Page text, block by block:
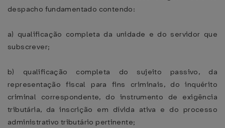
despacho fundamentado contendo:
a) qualificação completa da unidade e do servidor que
subscrever;
b) qualificação completa do sujeito passivo, da
representação fiscal para fins criminais, do inquérito
criminal correspondente, do instrumento de exigência
tributária, da inscrição em dívida ativa e do processo
administrativo tributário pertinente;